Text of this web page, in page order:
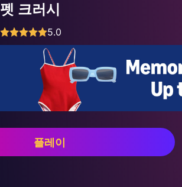
펫 크러시
5.0
플레이